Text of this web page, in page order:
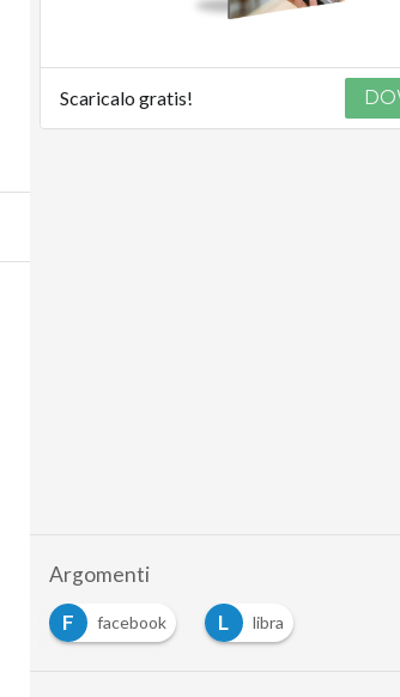
Scaricalo gratis!
Argomenti
F
facebook L libra